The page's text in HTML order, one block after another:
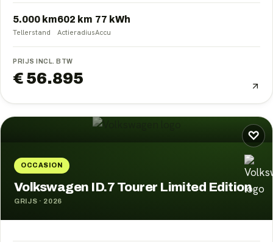
5.000 km
Tellerstand
602 km
Actieradius
77 kWh
Accu
PRIJS INCL. BTW
€ 56.895
♡
OCCASION
Volkswagen ID.7 Tourer Limited Edition
GRIJS · 2026